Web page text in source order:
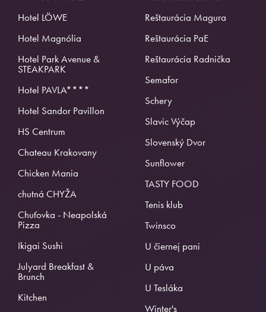
Hotel LÖWE
Hotel Magnólia
Hotel Park Avenue &
STEAKPARK
Hotel PAVLA****
Hotel Sandor Pavillon
HS Centrum
Chateau Krakovany
Chicken Mania
chutná CHYŽA
Chuťovka - Neapolská
Pizza
Ikigai Sushi
Julyard Breakfast &
Brunch
Kitchen
Reštaurácia Magura
Reštaurácia PaE
Reštaurácia Radnička
Semafor
Schery
Slavic Výčap
Slovenský Dvor
Sunflower
TASTY FOOD
Tenis klub
Twinsco
U čiernej pani
U páva
U Tesláka
Winter's